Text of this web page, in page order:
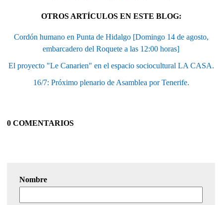
OTROS ARTÍCULOS EN ESTE BLOG:
Cordón humano en Punta de Hidalgo [Domingo 14 de agosto,
embarcadero del Roquete a las 12:00 horas]
El proyecto "Le Canarien" en el espacio sociocultural LA CASA.
16/7: Próximo plenario de Asamblea por Tenerife.
0 COMENTARIOS
Nombre